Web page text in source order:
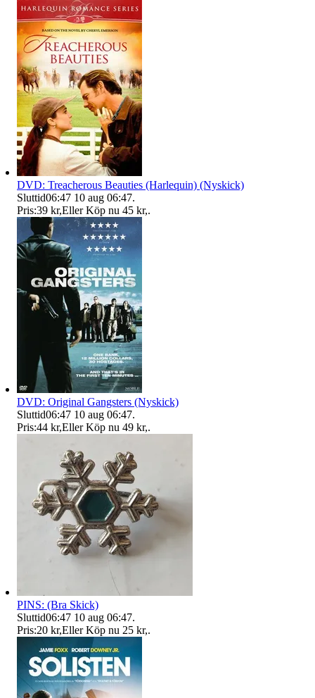
DVD: Treacherous Beauties (Harlequin) (Nyskick)
Sluttid06:47 10 aug 06:47.
Pris:39 kr,Eller Köp nu 45 kr,.
DVD: Original Gangsters (Nyskick)
Sluttid06:47 10 aug 06:47.
Pris:44 kr,Eller Köp nu 49 kr,.
PINS: (Bra Skick)
Sluttid06:47 10 aug 06:47.
Pris:20 kr,Eller Köp nu 25 kr,.